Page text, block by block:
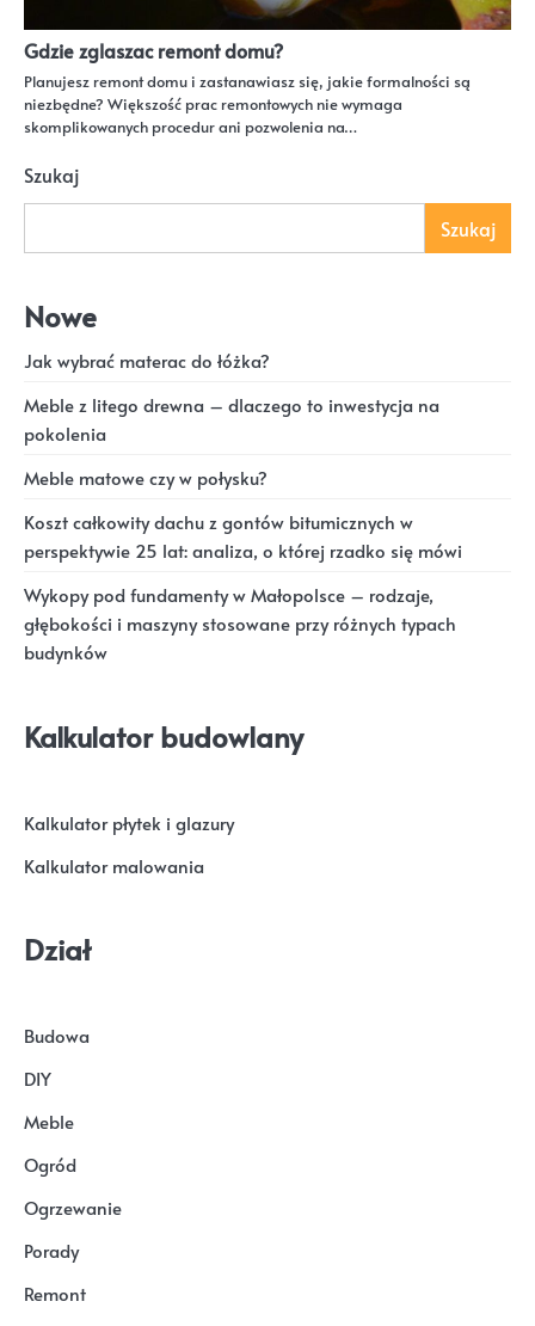
Gdzie zglaszac remont domu?
Planujesz remont domu i zastanawiasz się, jakie formalności są
niezbędne? Większość prac remontowych nie wymaga
skomplikowanych procedur ani pozwolenia na…
Szukaj
Szukaj
Nowe
Jak wybrać materac do łóżka?
Meble z litego drewna – dlaczego to inwestycja na
pokolenia
Meble matowe czy w połysku?
Koszt całkowity dachu z gontów bitumicznych w
perspektywie 25 lat: analiza, o której rzadko się mówi
Wykopy pod fundamenty w Małopolsce – rodzaje,
głębokości i maszyny stosowane przy różnych typach
budynków
Kalkulator budowlany
Kalkulator płytek i glazury
Kalkulator malowania
Dział
Budowa
DIY
Meble
Ogród
Ogrzewanie
Porady
Remont